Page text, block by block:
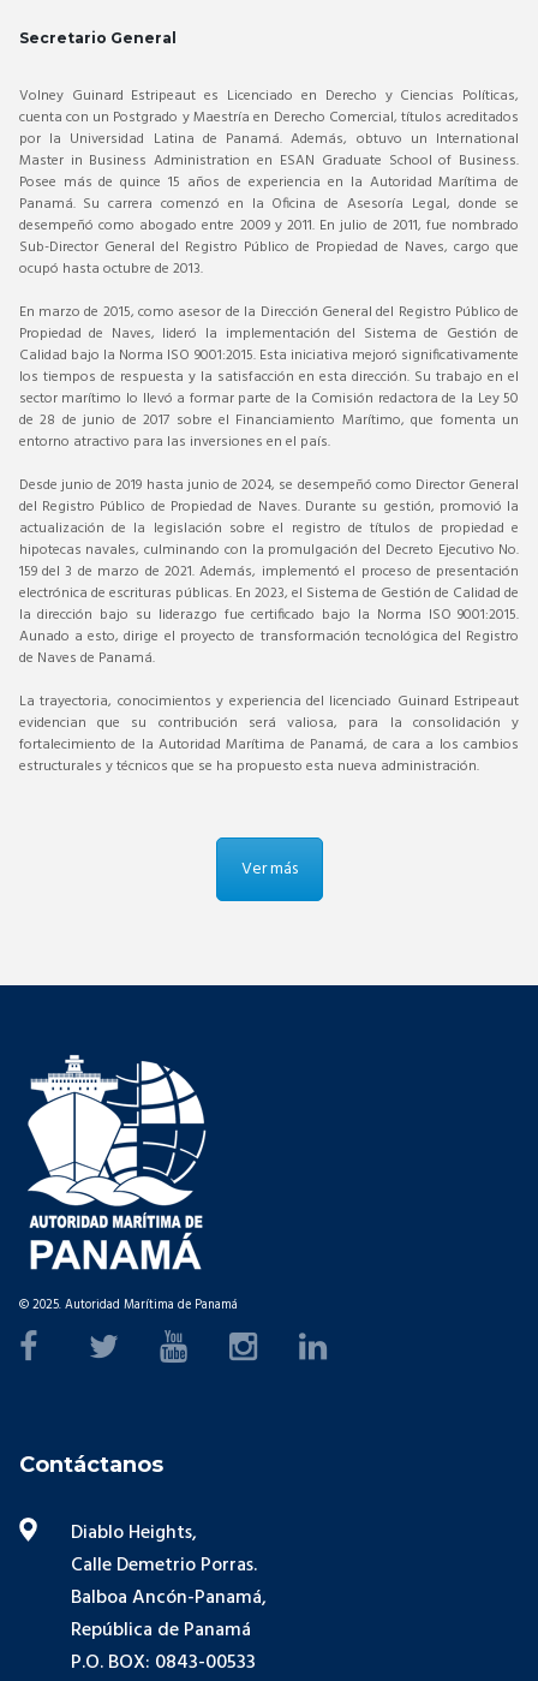
Secretario General
Volney Guinard Estripeaut es Licenciado en Derecho y Ciencias Políticas,
cuenta con un Postgrado y Maestría en Derecho Comercial, títulos acreditados
por la Universidad Latina de Panamá. Además, obtuvo un International
Master in Business Administration en ESAN Graduate School of Business.
Posee más de quince 15 años de experiencia en la Autoridad Marítima de
Panamá. Su carrera comenzó en la Oficina de Asesoría Legal, donde se
desempeñó como abogado entre 2009 y 2011. En julio de 2011, fue nombrado
Sub-Director General del Registro Público de Propiedad de Naves, cargo que
ocupó hasta octubre de 2013.
En marzo de 2015, como asesor de la Dirección General del Registro Público de
Propiedad de Naves, lideró la implementación del Sistema de Gestión de
Calidad bajo la Norma ISO 9001:2015. Esta iniciativa mejoró significativamente
los tiempos de respuesta y la satisfacción en esta dirección. Su trabajo en el
sector marítimo lo llevó a formar parte de la Comisión redactora de la Ley 50
de 28 de junio de 2017 sobre el Financiamiento Marítimo, que fomenta un
entorno atractivo para las inversiones en el país.
Desde junio de 2019 hasta junio de 2024, se desempeñó como Director General
del Registro Público de Propiedad de Naves. Durante su gestión, promovió la
actualización de la legislación sobre el registro de títulos de propiedad e
hipotecas navales, culminando con la promulgación del Decreto Ejecutivo No.
159 del 3 de marzo de 2021. Además, implementó el proceso de presentación
electrónica de escrituras públicas. En 2023, el Sistema de Gestión de Calidad de
la dirección bajo su liderazgo fue certificado bajo la Norma ISO 9001:2015.
Aunado a esto, dirige el proyecto de transformación tecnológica del Registro
de Naves de Panamá.
La trayectoria, conocimientos y experiencia del licenciado Guinard Estripeaut
evidencian que su contribución será valiosa, para la consolidación y
fortalecimiento de la Autoridad Marítima de Panamá, de cara a los cambios
estructurales y técnicos que se ha propuesto esta nueva administración.
Ver más
© 2025. Autoridad Marítima de Panamá
Contáctanos
Diablo Heights,
Calle Demetrio Porras.
Balboa Ancón-Panamá,
República de Panamá
P.O. BOX: 0843-00533